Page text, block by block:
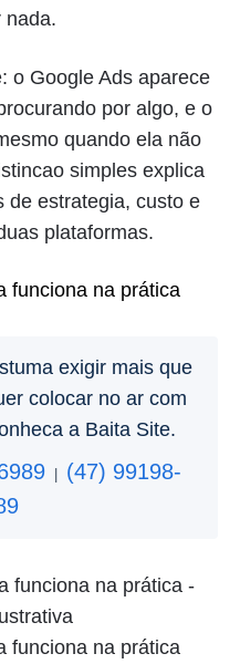
nada.
o Google Ads aparece
por algo, e o
quando ela não
simples explica
de estrategia, custo e
plataformas.
funciona na prática
exigir mais que
colocar no ar com
a Baita Site.
(47) 99198-
funciona na prática